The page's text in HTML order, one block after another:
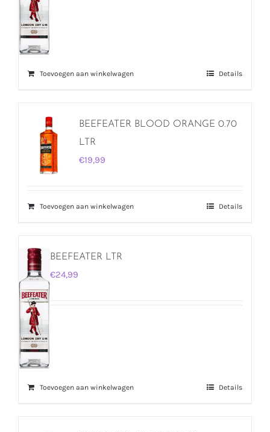
Toevoegen aan winkelwagen Details
BEEFEATER BLOOD ORANGE 0.70
LTR
€19,99
Toevoegen aan winkelwagen Details
BEEFEATER LTR
€24,99
Toevoegen aan winkelwagen Details